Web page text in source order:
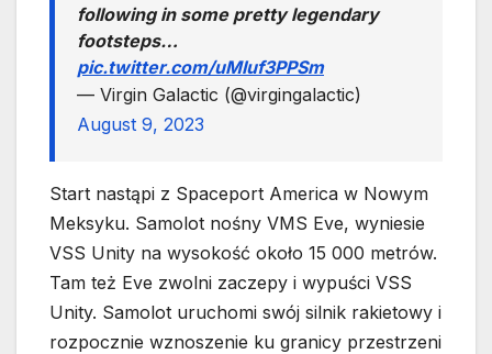
following in some pretty legendary
footsteps…
pic.twitter.com/uMIuf3PPSm
— Virgin Galactic (@virgingalactic)
August 9, 2023
Start nastąpi z Spaceport America w Nowym
Meksyku. Samolot nośny VMS Eve, wyniesie
VSS Unity na wysokość około 15 000 metrów.
Tam też Eve zwolni zaczepy i wypuści VSS
Unity. Samolot uruchomi swój silnik rakietowy i
rozpocznie wznoszenie ku granicy przestrzeni